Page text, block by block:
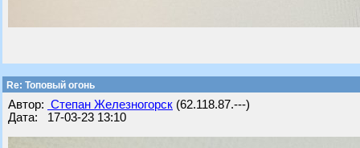
Re: Топовый огонь
Автор: Степан Железногорск (62.118.87.---)
Дата: 17-03-23 13:10